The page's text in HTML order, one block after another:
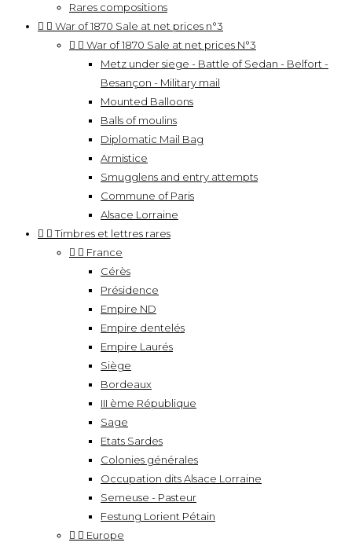
Rares compositions
  War of 1870 Sale at net prices n°3
  War of 1870 Sale at net prices N°3
Metz under siege - Battle of Sedan - Belfort -
Besançon - Military mail
Mounted Balloons
Balls of moulins
Diplomatic Mail Bag
Armistice
Smugglens and entry attempts
Commune of Paris
Alsace Lorraine
  Timbres et lettres rares
  France
Cérès
Présidence
Empire ND
Empire dentelés
Empire Laurés
Siège
Bordeaux
III ème République
Sage
Etats Sardes
Colonies générales
Occupation dits Alsace Lorraine
Semeuse - Pasteur
Festung Lorient Pétain
  Europe